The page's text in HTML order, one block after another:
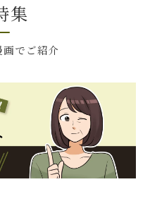
集
でご紹介